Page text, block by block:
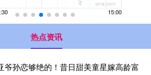
热点资讯
爷孙恋够绝的！昔日甜美童星嫁高龄富